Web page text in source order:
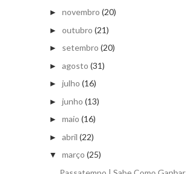
► novembro (20)
► outubro (21)
► setembro (20)
► agosto (31)
► julho (16)
► junho (13)
► maio (16)
► abril (22)
▼ março (25)